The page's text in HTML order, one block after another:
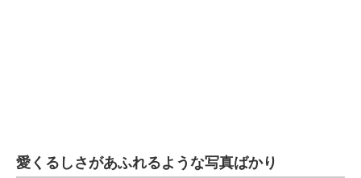
愛くるしさがあふれるような写真ばかり